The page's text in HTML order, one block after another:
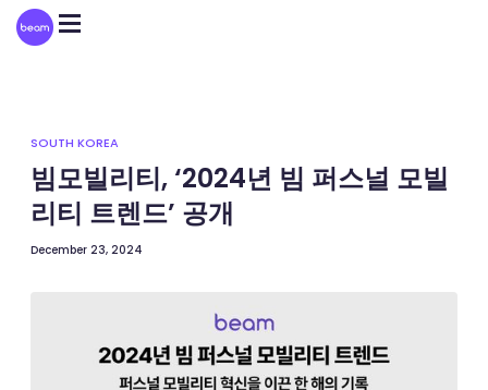
Please
note:
This
SOUTH KOREA
빔모빌리티, ‘2024년 빔 퍼스널 모빌
리티 트렌드’ 공개
December 23, 2024